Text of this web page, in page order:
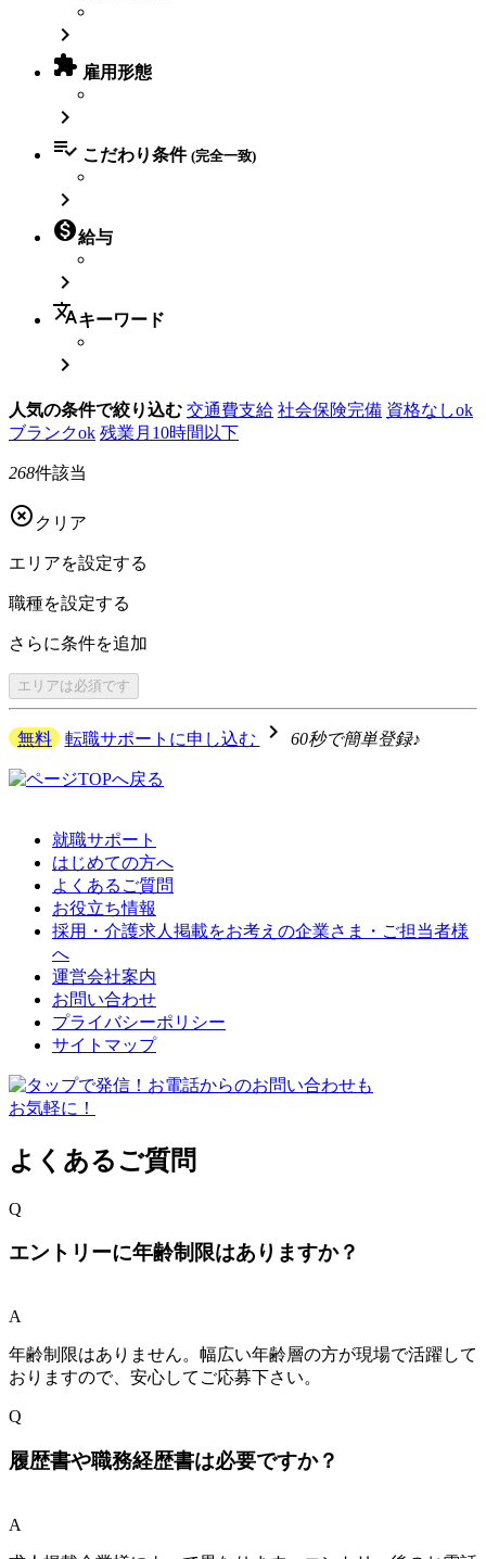

 雇用形態

 こだわり条件 (完全一致)

給与

translateキーワード

人気の条件で絞り込む 交通費支給 社会保険完備 資格なしok
ブランクok 残業月10時間以下
268件該当
 クリア
エリアを設定する
職種を設定する
さらに条件を追加
エリアは必須です
無料 転職サポートに申し込む navigate_next 60秒で簡単登録♪
就職サポート
はじめての方へ
よくあるご質問
お役立ち情報
採用・介護求人掲載をお考えの企業さま・ご担当者様
へ
運営会社案内
お問い合わせ
プライバシーポリシー
サイトマップ
よくあるご質問
Q
エントリーに年齢制限はありますか？
A
年齢制限はありません。幅広い年齢層の方が現場で活躍して
おりますので、安心してご応募下さい。
Q
履歴書や職務経歴書は必要ですか？
A